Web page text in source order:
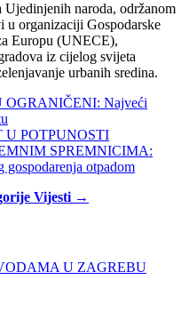
naroda, održanom
u organizaciji Gospodarske
Europu (UNECE),
iz cijelog svijeta
urbanih sredina.
OGRANIČENI: Najveći
U POTPUNOSTI
SPREMNICIMA:
gospodarenja otpadom
Vijesti →
U ZAGREBU